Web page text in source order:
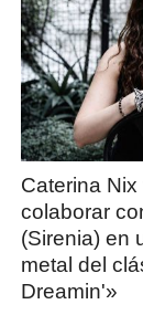
Caterina
colaborar
(Sirenia) en
metal del
Dreamin'»